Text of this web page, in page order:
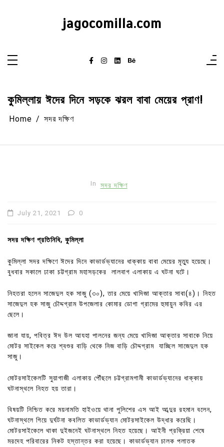
jagocomilla.com
কুমিল্লায় ঈদের দিনে সড়কে ঝরল বাবা মেয়ের প্রাণ!
Home সদর দক্ষিণ
In সদর দক্ষিণ
July 21, 2021 0
সদর দক্ষিণ প্রতিনিধি, কুমিল্লা
কুমিল্লা সদর দক্ষিণে ঈদের দিনে কাভার্ডভ্যানের ধাক্কায় বাবা মেয়ের মৃত্যু হয়েছে।
বুধবার সকালে ঢাকা চট্টগ্রাম মহাসড়কের লালবাগ এলাকায় এ ঘটনা ঘটে।
নিহতরা হলেন সাজেদুল হক সাজু (৩০), তার মেয়ে খাদিজা আক্তার সাবা(৪)। নিহত
সাজেদুল হক সাজু চৌদ্দগ্রাম উপজেলার কোমার ডোগা গ্রামের হুমায়ুন কবির এর
ছেলে।
জানা যায়, পবিত্র ঈদ উল আযহা পালনের জন্য মেয়ে খাদিজা আক্তার সাবাকে নিয়ে
মোটর সাইকেল করে শ্বশুর বাড়ি থেকে নিজ বাড়ি চৌদ্দগ্রাম যাচ্ছিল সাজেদুল হক
সাজু।
মোটরসাইকেলটি সুয়াগাজী এলাকায় পৌঁছলে চট্টগ্রামগামী কাভার্ডভ্যানের ধাক্কায়
ঘটনাস্থলে নিহত হয় তারা।
বিষয়টি নিশ্চিত করে ময়নামতি হাইওয়ে থানা পুলিশের এস আই আব্দুর রহমান বলেন,
ঘটনাস্থলে গিয়ে দুর্ঘটনা কবলিত কাভার্ডভ্যান মোটরসাইকেল উদ্ধার করেছি।
মোটরসাইকেলে থাকা দুইজনেই ঘটনাস্থলে নিহত হয়েছে। আইনী প্রক্রিয়া শেষে
মরদেহ পরিবারের নিকট হস্তান্তর করা হয়েছে। কাভার্ডভ্যান চালক পলাতক